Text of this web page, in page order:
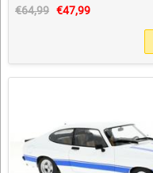
€64,99 €47,99